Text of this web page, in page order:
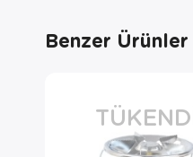
Benzer Ürünler